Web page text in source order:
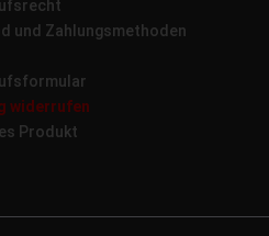
und Zahlungsmethoden
widerrufen
Produkt